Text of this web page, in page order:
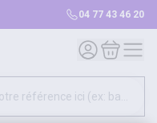
04 77 43 46 20
Mon compte
Mon